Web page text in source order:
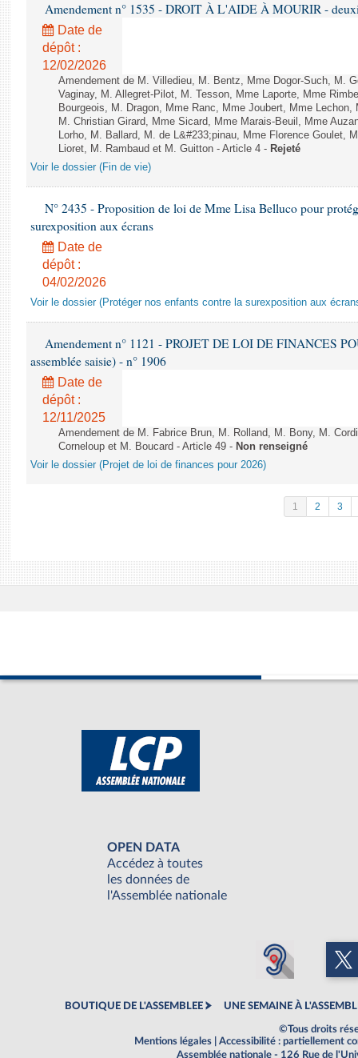
Amendement n° 1535 - DROIT À L'AIDE À MOURIR -
Date de
dépôt :
12/02/2026
Amendement de M. Villedieu, M. Bentz, Mme Dogor-Such, M.
Vaginay, M. Allegret-Pilot, M. Tesson, Mme Laporte, Mme
Bourgeois, M. Dragon, Mme Ranc, Mme Joubert, Mme
M. Christian Girard, Mme Sicard, Mme Marais-Beuil, Mme
Lorho, M. Ballard, M. de L&#233;pinau, Mme Florence Goulet,
Lioret, M. Rambaud et M. Guitton - Article 4 - Rejeté
Voir le dossier (Fin de vie)
N° 2435 - Proposition de loi de Mme Lisa Belluco pour
surexposition aux écrans
Date de
dépôt :
04/02/2026
Voir le dossier (Protéger nos enfants contre la surexposition aux
Amendement n° 1121 - PROJET DE LOI DE FINANCES
assemblée saisie) - n° 1906
Date de
dépôt :
12/11/2025
Amendement de M. Fabrice Brun, M. Rolland, M. Bony, M.
Corneloup et M. Boucard - Article 49 - Non renseigné
Voir le dossier (Projet de loi de finances pour 2026)
1 2 3
OPEN DATA
Accédez à toutes
les données de
l'Assemblée nationale
BOUTIQUE DE L'ASSEMBLEE UNE SEMAINE À
©Tous droits
Mentions légales
Accessibilité : partiellement
Assemblée nationale - 126 Rue de